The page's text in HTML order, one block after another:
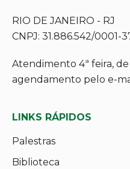
RIO DE JANEIRO - RJ
CNPJ: 31.886.542/0001-
Atendimento 4ª feira,
agendamento pelo e-
LINKS RÁPIDOS
Palestras
Biblioteca